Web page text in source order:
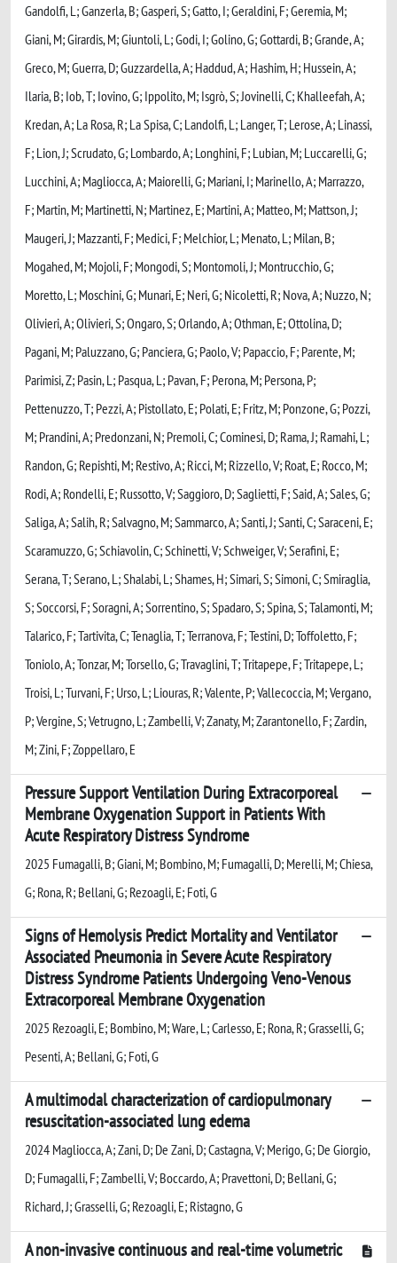
Gandolfi, L; Ganzerla, B; Gasperi, S; Gatto, I; Geraldini, F; Geremia, M;
Giani, M; Girardis, M; Giuntoli, L; Godi, I; Golino, G; Gottardi, B; Grande, A;
Greco, M; Guerra, D; Guzzardella, A; Haddud, A; Hashim, H; Hussein, A;
Ilaria, B; Iob, T; Iovino, G; Ippolito, M; Isgrò, S; Jovinelli, C; Khalleefah, A;
Kredan, A; La Rosa, R; La Spisa, C; Landolfi, L; Langer, T; Lerose, A; Linassi,
F; Lion, J; Scrudato, G; Lombardo, A; Longhini, F; Lubian, M; Luccarelli, G;
Lucchini, A; Magliocca, A; Maiorelli, G; Mariani, I; Marinello, A; Marrazzo,
F; Martin, M; Martinetti, N; Martinez, E; Martini, A; Matteo, M; Mattson, J;
Maugeri, J; Mazzanti, F; Medici, F; Melchior, L; Menato, L; Milan, B;
Mogahed, M; Mojoli, F; Mongodi, S; Montomoli, J; Montrucchio, G;
Moretto, L; Moschini, G; Munari, E; Neri, G; Nicoletti, R; Nova, A; Nuzzo, N;
Olivieri, A; Olivieri, S; Ongaro, S; Orlando, A; Othman, E; Ottolina, D;
Pagani, M; Paluzzano, G; Panciera, G; Paolo, V; Papaccio, F; Parente, M;
Parimisi, Z; Pasin, L; Pasqua, L; Pavan, F; Perona, M; Persona, P;
Pettenuzzo, T; Pezzi, A; Pistollato, E; Polati, E; Fritz, M; Ponzone, G; Pozzi,
M; Prandini, A; Predonzani, N; Premoli, C; Cominesi, D; Rama, J; Ramahi, L;
Randon, G; Repishti, M; Restivo, A; Ricci, M; Rizzello, V; Roat, E; Rocco, M;
Rodi, A; Rondelli, E; Russotto, V; Saggioro, D; Saglietti, F; Said, A; Sales, G;
Saliga, A; Salih, R; Salvagno, M; Sammarco, A; Santi, J; Santi, C; Saraceni, E;
Scaramuzzo, G; Schiavolin, C; Schinetti, V; Schweiger, V; Serafini, E;
Serana, T; Serano, L; Shalabi, L; Shames, H; Simari, S; Simoni, C; Smiraglia,
S; Soccorsi, F; Soragni, A; Sorrentino, S; Spadaro, S; Spina, S; Talamonti, M;
Talarico, F; Tartivita, C; Tenaglia, T; Terranova, F; Testini, D; Toffoletto, F;
Toniolo, A; Tonzar, M; Torsello, G; Travaglini, T; Tritapepe, F; Tritapepe, L;
Troisi, L; Turvani, F; Urso, L; Liouras, R; Valente, P; Vallecoccia, M; Vergano,
P; Vergine, S; Vetrugno, L; Zambelli, V; Zanaty, M; Zarantonello, F; Zardin,
M; Zini, F; Zoppellaro, E
Pressure Support Ventilation During Extracorporeal
Membrane Oxygenation Support in Patients With
Acute Respiratory Distress Syndrome
2025 Fumagalli, B; Giani, M; Bombino, M; Fumagalli, D; Merelli, M; Chiesa,
G; Rona, R; Bellani, G; Rezoagli, E; Foti, G
Signs of Hemolysis Predict Mortality and Ventilator
Associated Pneumonia in Severe Acute Respiratory
Distress Syndrome Patients Undergoing Veno-Venous
Extracorporeal Membrane Oxygenation
2025 Rezoagli, E; Bombino, M; Ware, L; Carlesso, E; Rona, R; Grasselli, G;
Pesenti, A; Bellani, G; Foti, G
A multimodal characterization of cardiopulmonary
resuscitation-associated lung edema
2024 Magliocca, A; Zani, D; De Zani, D; Castagna, V; Merigo, G; De Giorgio,
D; Fumagalli, F; Zambelli, V; Boccardo, A; Pravettoni, D; Bellani, G;
Richard, J; Grasselli, G; Rezoagli, E; Ristagno, G
A non-invasive continuous and real-time volumetric